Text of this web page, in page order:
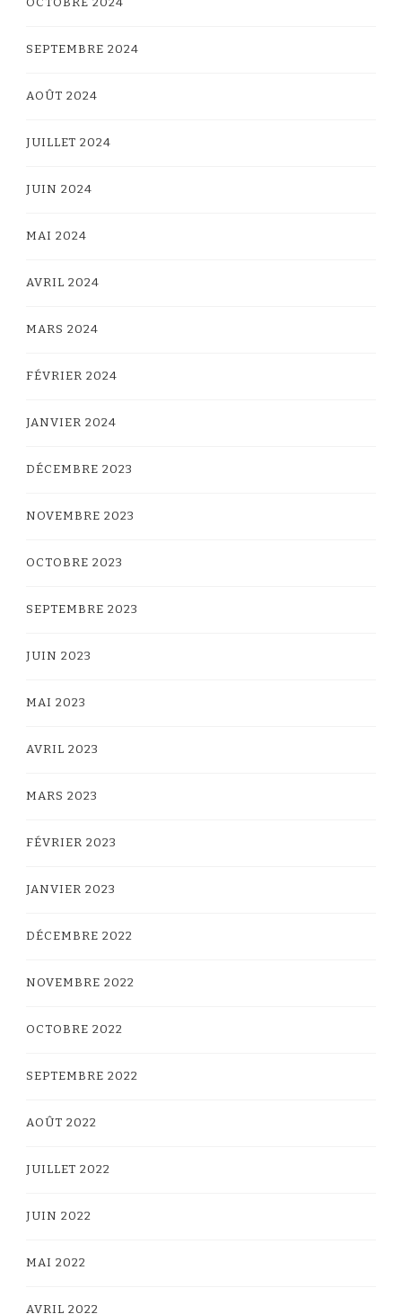
SEPTEMBRE 2024
AOÛT 2024
JUILLET 2024
JUIN 2024
MAI 2024
AVRIL 2024
MARS 2024
FÉVRIER 2024
JANVIER 2024
DÉCEMBRE 2023
NOVEMBRE 2023
OCTOBRE 2023
SEPTEMBRE 2023
JUIN 2023
MAI 2023
AVRIL 2023
MARS 2023
FÉVRIER 2023
JANVIER 2023
DÉCEMBRE 2022
NOVEMBRE 2022
OCTOBRE 2022
SEPTEMBRE 2022
AOÛT 2022
JUILLET 2022
JUIN 2022
MAI 2022
AVRIL 2022